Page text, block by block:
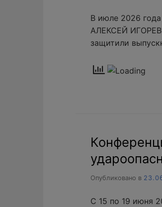
В июле 2026
АЛЕКСЕЙ
защитили
Опубликовано в
С 15 по 19 июня